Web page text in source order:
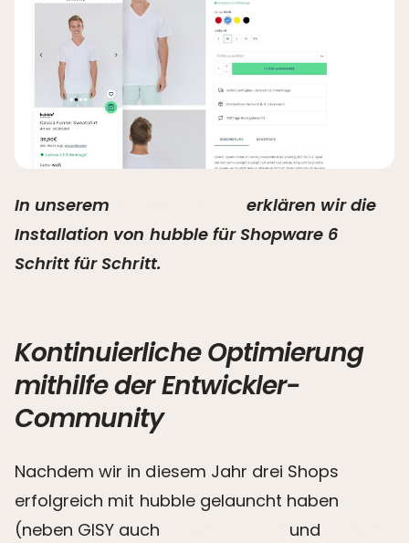
In unserem
erklären wir die
Installation von hubble für Shopware 6
Schritt für Schritt.
Kontinuierliche Optimierung
mithilfe der Entwickler-
Community
Nachdem wir in diesem Jahr drei Shops
erfolgreich mit hubble gelauncht haben
(neben GISY auch
und